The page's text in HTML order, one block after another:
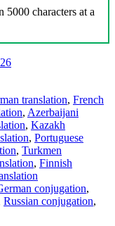
5000 characters at a
translation, French
, Azerbaijani
, Kazakh
, Portuguese
, Turkmen
, Finnish
conjugation,
Russian conjugation,